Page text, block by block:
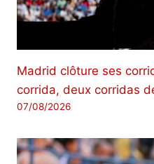
Madrid clôture ses
corrida, deux corridas
07/08/2026